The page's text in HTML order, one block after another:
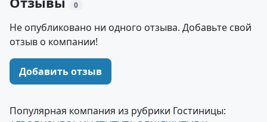
0
Не опубликовано ни одного отзыва. Добавьте свой
отзыв о компании!
Добавить отзыв
Популярная компания из рубрики Гостиницы: